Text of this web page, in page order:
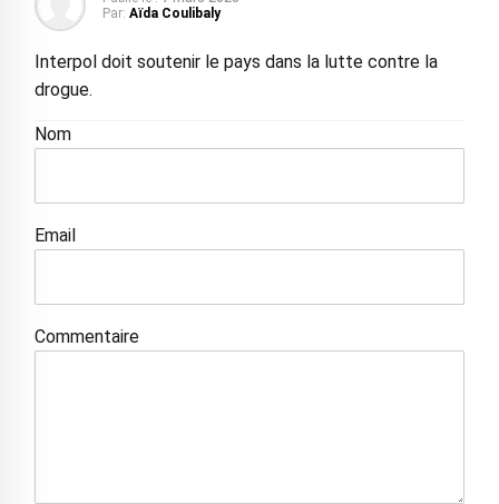
Par: Aïda Coulibaly
Interpol doit soutenir le pays dans la lutte contre la
drogue.
Nom
Email
Commentaire